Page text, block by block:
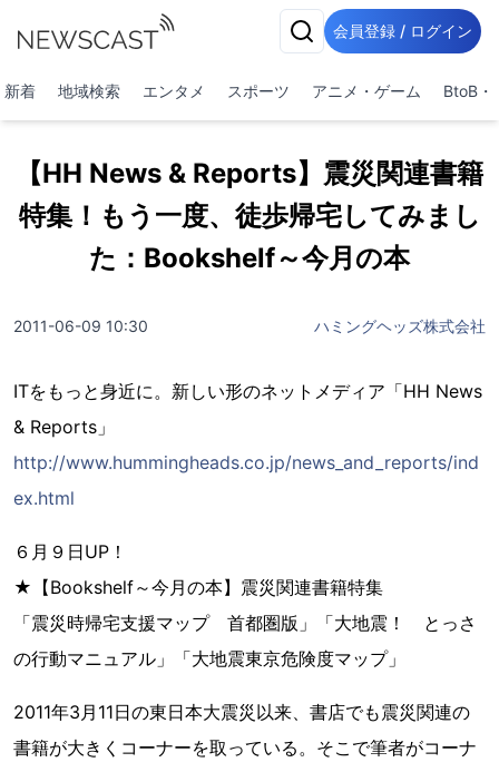
会員登録 / ログイン
新着 地域検索 エンタメ スポーツ アニメ・ゲーム BtoB・
【HH News & Reports】震災関連書籍
特集！もう一度、徒歩帰宅してみまし
た：Bookshelf～今月の本
2011-06-09 10:30 ハミングヘッズ株式会社
ITをもっと身近に。新しい形のネットメディア「HH News
& Reports」
http://www.hummingheads.co.jp/news_and_reports/ind
ex.html
６月９日UP！
★【Bookshelf～今月の本】震災関連書籍特集
「震災時帰宅支援マップ 首都圏版」「大地震！ とっさ
の行動マニュアル」「大地震東京危険度マップ」
2011年3月11日の東日本大震災以来、書店でも震災関連の
書籍が大きくコーナーを取っている。そこで筆者がコーナ